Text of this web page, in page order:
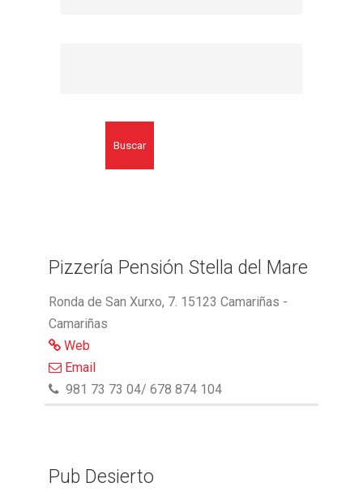
Buscar
Pizzería Pensión Stella del Mare
Ronda de San Xurxo, 7. 15123 Camariñas -
Camariñas
Web
Email
981 73 73 04/ 678 874 104
Pub Desierto